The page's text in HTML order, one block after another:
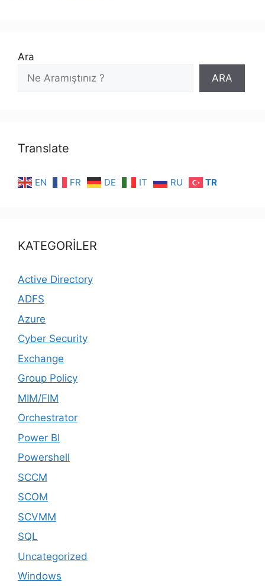
Ara
ARA
Translate
EN FR DE IT RU TR
KATEGORİLER
Active Directory
ADFS
Azure
Cyber Security
Exchange
Group Policy
MIM/FIM
Orchestrator
Power BI
Powershell
SCCM
SCOM
SCVMM
SQL
Uncategorized
Windows